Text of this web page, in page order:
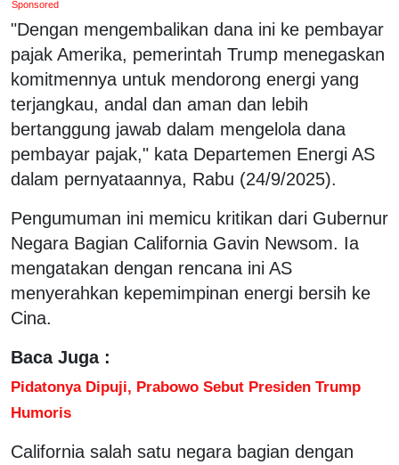
Sponsored
"Dengan mengembalikan dana ini ke pembayar
pajak Amerika, pemerintah Trump menegaskan
komitmennya untuk mendorong energi yang
terjangkau, andal dan aman dan lebih
bertanggung jawab dalam mengelola dana
pembayar pajak," kata Departemen Energi AS
dalam pernyataannya, Rabu (24/9/2025).
Pengumuman ini memicu kritikan dari Gubernur
Negara Bagian California Gavin Newsom. Ia
mengatakan dengan rencana ini AS
menyerahkan kepemimpinan energi bersih ke
Cina.
Baca Juga :
Pidatonya Dipuji, Prabowo Sebut Presiden Trump
Humoris
California salah satu negara bagian dengan